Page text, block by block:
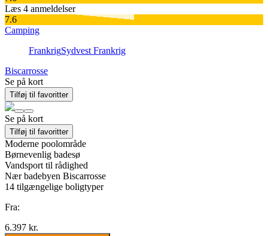
Læs 4 anmeldelser
7.6
Camping
FrankrigSydvest Frankrig
Biscarrosse
Se på kort
Tilføj til favoritter
Se på kort
Tilføj til favoritter
Moderne poolområde
Børnevenlig badesø
Vandsport til rådighed
Nær badebyen Biscarrosse
14 tilgængelige boligtyper
Fra:
6.397 kr.